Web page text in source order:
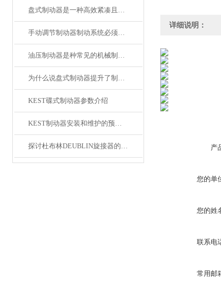
盘式制动器是一种高效紧凑且散热性能好的制动系统
手动调节制动器制动系统必须具备的功能
油压制动器是种常见的机械制动装置
为什么说盘式制动器提升了制动安全性？
KEST碟式制动器参数介绍
KEST制动器安装和维护的预防措施
探讨杜布林DEUBLIN旋接器的密封故障
详细说明：
产
您的单
您的姓
联系电
常用邮